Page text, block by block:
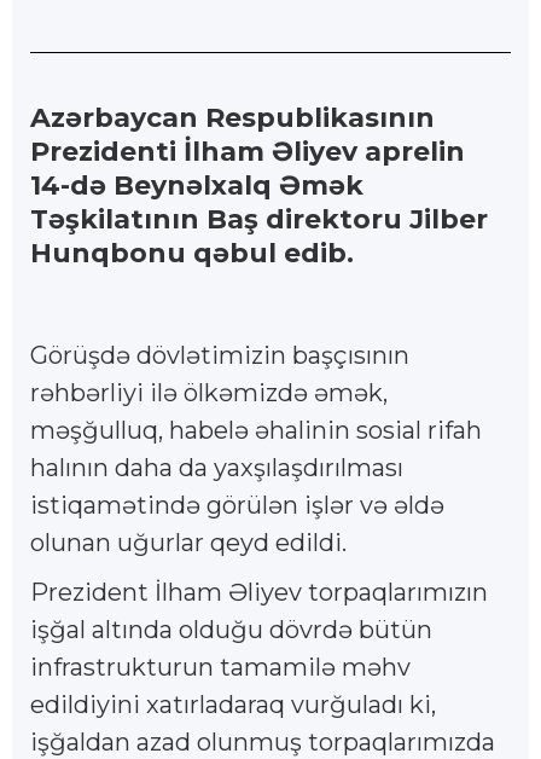
Azərbaycan Respublikasının
Prezidenti İlham Əliyev aprelin
14-də Beynəlxalq Əmək
Təşkilatının Baş direktoru Jilber
Hunqbonu qəbul edib.
Görüşdə dövlətimizin başçısının
rəhbərliyi ilə ölkəmizdə əmək,
məşğulluq, habelə əhalinin sosial rifah
halının daha da yaxşılaşdırılması
istiqamətində görülən işlər və əldə
olunan uğurlar qeyd edildi.
Prezident İlham Əliyev torpaqlarımızın
işğal altında olduğu dövrdə bütün
infrastrukturun tamamilə məhv
edildiyini xatırladaraq vurğuladı ki,
işğaldan azad olunmuş torpaqlarımızda